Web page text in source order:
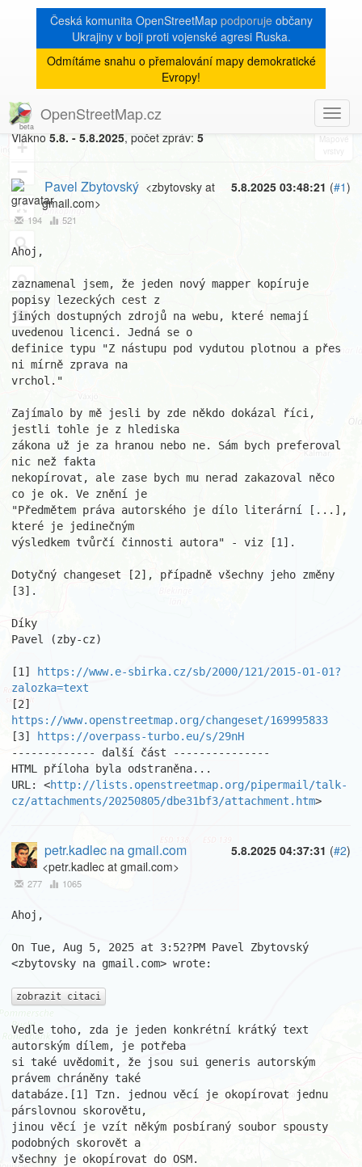
Česká komunita OpenStreetMap podporujeobčany
Ukrajiny v boji proti vojenské agresi Ruska.
Odmítáme snahu o přemalování mapy demokratické
Evropy!
OpenStreetMap.cz
8
+
−
« zpět na výpis měsíce
[Talk-cz]
Dotaz na autorské právo
Vlákno 5.8. - 5.8.2025, počet zpráv: 5
5.8.2025 03:48:21 (#1)
Pavel Zbytovský <zbytovsky at
gmail.com>
194 521
Ahoj,
zaznamenal jsem, že jeden nový mapper kopíruje
popisy lezeckých cest z
jiných dostupných zdrojů na webu, které nemají
uvedenou licenci. Jedná se o
definice typu "Z nástupu pod vydutou plotnou a přes
ni mírně zprava na
vrchol."
Zajímalo by mě jesli by zde někdo dokázal říci,
jestli tohle je z hlediska
zákona už je za hranou nebo ne. Sám bych preferoval
nic než fakta
nekopírovat, ale zase bych mu nerad zakazoval něco
co je ok. Ve znění je
"Předmětem práva autorského je dílo literární [...],
které je jedinečným
výsledkem tvůrčí činnosti autora" - viz [1].
Dotyčný changeset [2], případně všechny jeho změny
[3].
Díky
Pavel (zby-cz)
[1]
https://www.e-sbirka.cz/sb/2000/121/2015-01-01?
zalozka=text
https://www.openstreetmap.org/changeset/169995833
[3]
https://overpass-turbo.eu/s/29nH
------------- další část ---------------
HTML příloha byla odstraněna...
URL: <http://lists.openstreetmap.org/pipermail/talk-
cz/attachments/20250805/dbe31bf3/attachment.htm>
5.8.2025 04:37:31 (#2)
petr.kadlec na gmail.com
<petr.kadlec at gmail.com>
277 1065
Ahoj,
On Tue, Aug 5, 2025 at 3:52?PM Pavel Zbytovský
<zbytovsky na gmail.com> wrote:
zobrazit citaci
Vedle toho, zda je jeden konkrétní krátký text
autorským dílem, je potřeba
si také uvědomit, že jsou sui generis autorským
právem chráněny také
databáze.[1] Tzn. jednou věcí je okopírovat jednu
párslovnou skorovětu,
jinou věcí je vzít někým posbíraný soubor spousty
podobných skorovět a
všechny je okopírovat do OSM.